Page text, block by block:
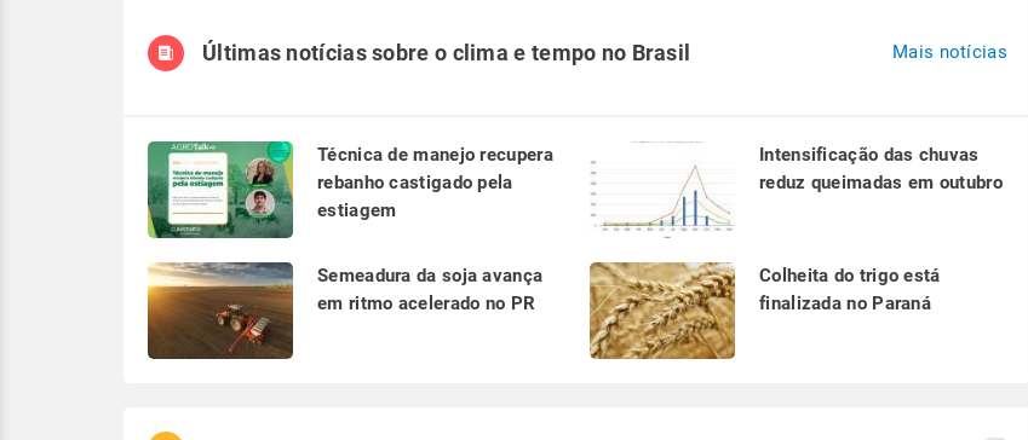
Últimas notícias sobre o clima e tempo no Brasil Mais notícias
Técnica de manejo recupera
rebanho castigado pela
estiagem
Intensificação das chuvas
reduz queimadas em outubro
Semeadura da soja avança
em ritmo acelerado no PR
Colheita do trigo está
finalizada no Paraná